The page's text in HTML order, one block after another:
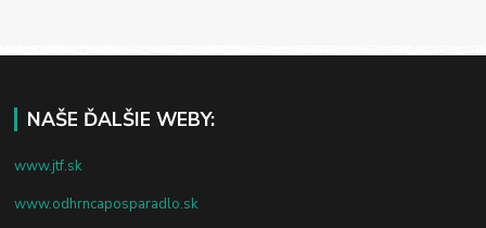
NAŠE ĎALŠIE WEBY:
www.jtf.sk
www.odhrncaposparadlo.sk